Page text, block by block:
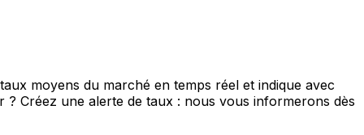
moyens du marché en temps réel et indique avec
Créez une alerte de taux : nous vous informerons dès